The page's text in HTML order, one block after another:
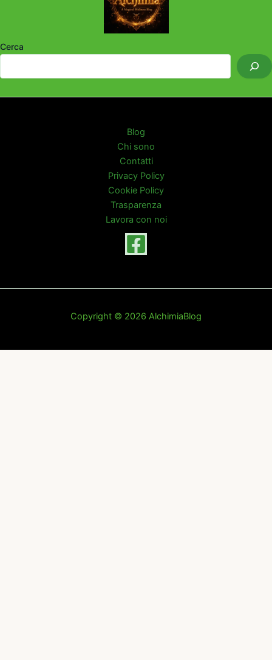
Cerca
Blog
Chi sono
Contatti
Privacy Policy
Cookie Policy
Trasparenza
Lavora con noi
Copyright © 2026 AlchimiaBlog